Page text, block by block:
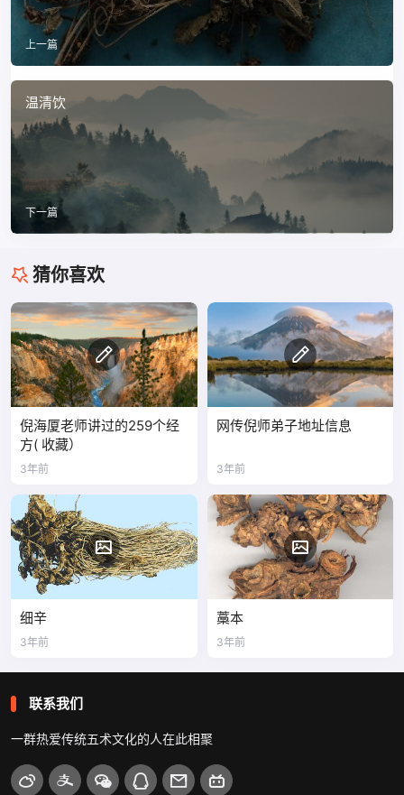
上一篇
温清饮
下一篇
猜你喜欢
倪海厦老师讲过的259个经
方( 收藏）
3年前
网传倪师弟子地址信息
3年前
细辛
3年前
藁本
3年前
联系我们
一群热爱传统五术文化的人在此相聚